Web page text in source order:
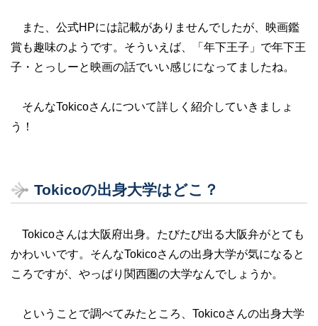
また、公式HPには記載がありませんでしたが、映画鑑
賞も趣味のようです。そういえば、「年下王子」で年下王
子・とっしーと映画の話でいい感じになってましたね。
そんなTokicoさんについて詳しく紹介していきましょ
う！
Tokicoの出身大学はどこ？
Tokicoさんは大阪府出身。たびたび出る大阪弁がとても
かわいいです。そんなTokicoさんの出身大学が気になると
ころですが、やっぱり関西圏の大学なんでしょうか。
ということで調べてみたところ、Tokicoさんの出身大学